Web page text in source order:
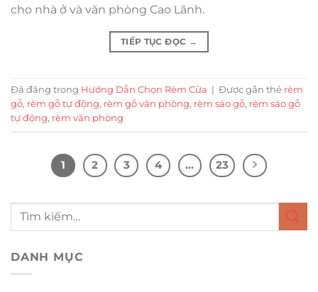
cho nhà ở và văn phòng Cao Lãnh.
TIẾP TỤC ĐỌC →
Đã đăng trong Hướng Dẫn Chọn Rèm Cửa | Được gắn thẻ rèm
gỗ, rèm gỗ tự động, rèm gỗ văn phòng, rèm sáo gỗ, rèm sáo gỗ
tự động, rèm văn phòng
1 2 3 4 … 23
DANH MỤC